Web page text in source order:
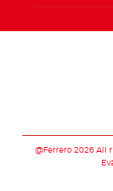
@Ferrero 2026 All